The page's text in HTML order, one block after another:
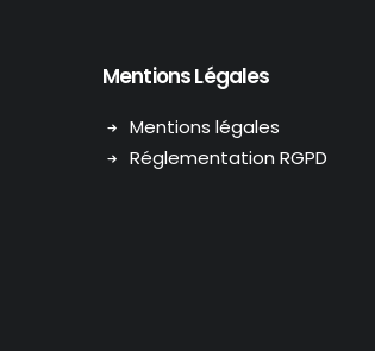
Mentions Légales
Mentions légales
Réglementation RGPD